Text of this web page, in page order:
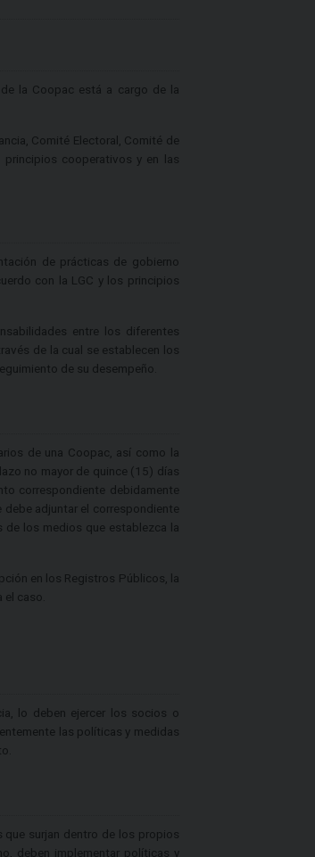
la Coopac está a cargo de la
Comité Electoral, Comité de
principios cooperativos y en las
de prácticas de gobierno
con la LGC y los principios
entre los diferentes
de la cual se establecen los
de su desempeño.
de una Coopac, así como la
no mayor de quince (15) días
correspondiente debidamente
adjuntar el correspondiente
de los medios que establezca la
en los Registros Públicos, la
caso.
lo deben ejercer los socios o
las políticas y medidas
surjan dentro de los propios
deben implementar políticas y